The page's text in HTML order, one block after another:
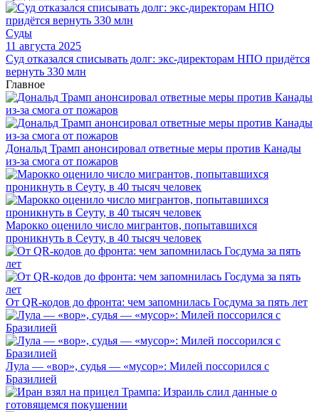
Суды
11 августа 2025
Суд отказался списывать долг: экс-директорам НПО придётся
вернуть 330 млн
Главное
Дональд Трамп анонсировал ответные меры против Канады
из-за смога от пожаров
Марокко оценило число мигрантов, попытавшихся
проникнуть в Сеуту, в 40 тысяч человек
От QR-кодов до фронта: чем запомнилась Госдума за пять лет
Лула — «вор», судья — «мусор»: Милей поссорился с
Бразилией